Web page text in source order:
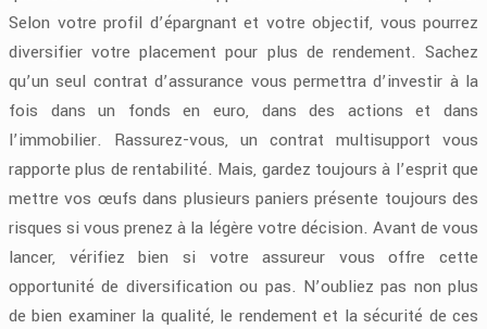
Selon votre profil d’épargnant et votre objectif, vous pourrez
diversifier votre placement pour plus de rendement. Sachez
qu’un seul contrat d’assurance vous permettra d’investir à la
fois dans un fonds en euro, dans des actions et dans
l’immobilier. Rassurez-vous, un contrat multisupport vous
rapporte plus de rentabilité. Mais, gardez toujours à l’esprit que
mettre vos œufs dans plusieurs paniers présente toujours des
risques si vous prenez à la légère votre décision. Avant de vous
lancer, vérifiez bien si votre assureur vous offre cette
opportunité de diversification ou pas. N’oubliez pas non plus
de bien examiner la qualité, le rendement et la sécurité de ces